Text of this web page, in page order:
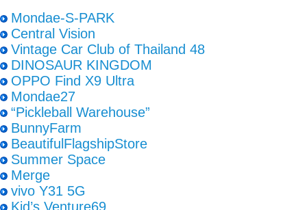
Mondae-S-PARK
Central Vision
Vintage Car Club of Thailand 48
DINOSAUR KINGDOM
OPPO Find X9 Ultra
Mondae27
“Pickleball Warehouse”
BunnyFarm
BeautifulFlagshipStore
Summer Space
Merge
vivo Y31 5G
Kid’s Venture69